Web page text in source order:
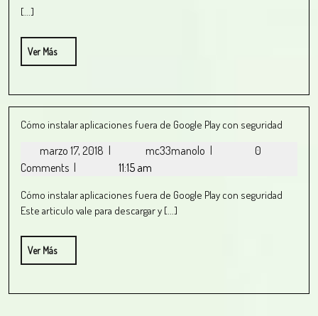
[...]
Ver Más
Cómo instalar aplicaciones fuera de Google Play con seguridad
marzo 17, 2018 mc33manolo
0
Comments
11:15 am
Cómo instalar aplicaciones fuera de Google Play con seguridad
Este articulo vale para descargar y [...]
Ver Más